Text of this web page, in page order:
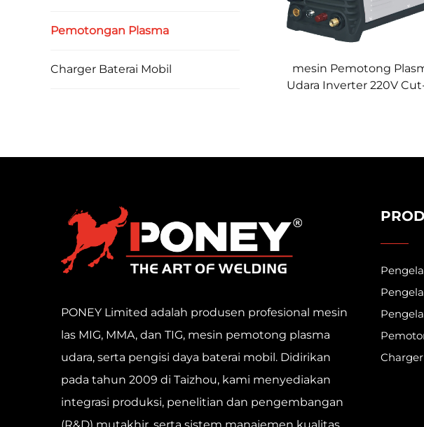
Pemotongan Plasma
Charger Baterai Mobil
mesin Pemotong
Udara Inverter 220V
PONEY Limited adalah produsen profesional mesin
las MIG, MMA, dan TIG, mesin pemotong plasma
udara, serta pengisi daya baterai mobil. Didirikan
pada tahun 2009 di Taizhou, kami menyediakan
integrasi produksi, penelitian dan pengembangan